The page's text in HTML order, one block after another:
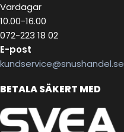
Vardagar
10.00-16.00
072-223 18 02
E-post
kundservice@snushandel.se
BETALA SÄKERT MED